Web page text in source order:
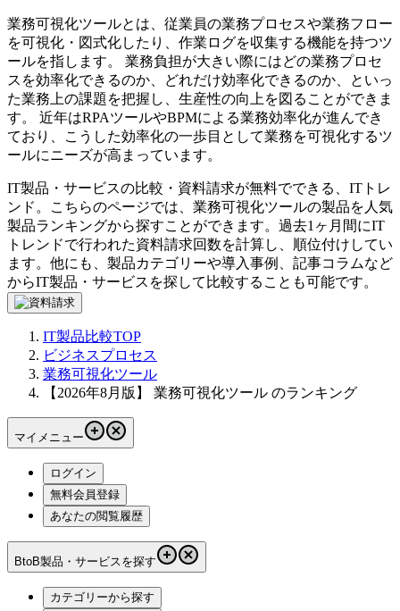
業務可視化ツールとは、従業員の業務プロセスや業務フロー
を可視化・図式化したり、作業ログを収集する機能を持つツ
ールを指します。 業務負担が大きい際にはどの業務プロセ
スを効率化できるのか、どれだけ効率化できるのか、といっ
た業務上の課題を把握し、生産性の向上を図ることができま
す。 近年はRPAツールやBPMによる業務効率化が進んでき
ており、こうした効率化の一歩目として業務を可視化するツ
ールにニーズが高まっています。
IT製品・サービスの比較・資料請求が無料でできる、ITトレ
ンド。こちらのページでは、業務可視化ツールの製品を人気
製品ランキングから探すことができます。過去1ヶ月間にIT
トレンドで行われた資料請求回数を計算し、順位付けしてい
ます。他にも、製品カテゴリーや導入事例、記事コラムなど
からIT製品・サービスを探して比較することも可能です。
IT製品比較TOP
ビジネスプロセス
業務可視化ツール
【2026年8月版】 業務可視化ツール のランキング
マイメニュー
ログイン
無料会員登録
あなたの閲覧履歴
BtoB製品・サービスを探す
カテゴリーから探す